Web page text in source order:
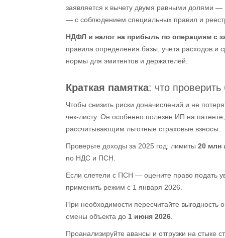
заявляется к вычету двумя равными долями —
— с соблюдением специальных правил и
НДФЛ и налог на прибыль по операциям с
правила определения базы, учета расходов и
нормы для эмитентов и держателей.
Краткая памятка: что проверить
Чтобы снизить риски доначислений и не
чек‑листу. Он особенно полезен ИП на
рассчитывающим льготные страховые взносы.
Проверьте доходы за 2025 год: лимиты 20 млн
по НДС и ПСН.
Если слетели с ПСН — оцените право подать
применить режим с 1 января 2026.
При необходимости пересчитайте выгодность
смены объекта до 1 июня 2026
Проанализируйте авансы и отгрузки на стыке